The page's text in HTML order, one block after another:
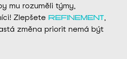
mu rozuměli týmy,
Zlepšete REFINEMENT
změna priorit nemá být